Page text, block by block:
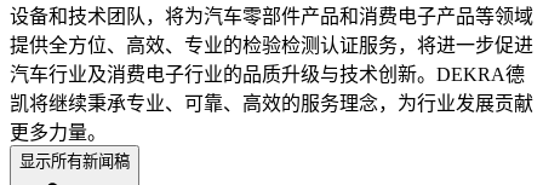
设备和技术团队，将为汽车零部件产品和消费电子产品等领域
提供全方位、高效、专业的检验检测认证服务，将进一步促进
汽车行业及消费电子行业的品质升级与技术创新。DEKRA德
凯将继续秉承专业、可靠、高效的服务理念，为行业发展贡献
更多力量。
显示所有新闻稿